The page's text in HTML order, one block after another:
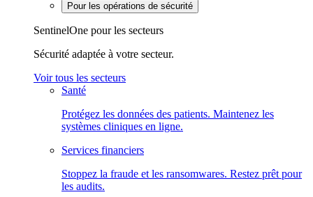
Pour les opérations de sécurité
SentinelOne pour les secteurs
Sécurité adaptée à votre secteur.
Voir tous les secteurs
Santé
Protégez les données des patients. Maintenez les
systèmes cliniques en ligne.
Services financiers
Stoppez la fraude et les ransomwares. Restez prêt pour
les audits.